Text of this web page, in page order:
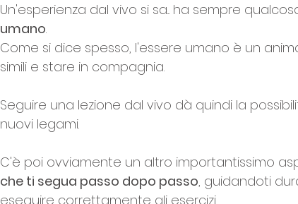
Un'esperienza dal vivo si sa... ha sempre
umano.
Come si dice spesso, l'essere umano è un
simili e stare in compagnia.
Seguire una lezione dal vivo dà quindi la
nuovi legami.
C'è poi ovviamente un altro importantissimo
che ti segua passo dopo passo, guidandoti
eseguire correttamente gli esercizi.